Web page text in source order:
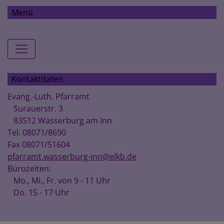
Menü
Hauptnavigation
Kontaktdaten
Evang.-Luth. Pfarramt
Surauerstr. 3
83512 Wasserburg am Inn
Tel. 08071/8690
Fax 08071/51604
pfarramt.wasserburg-inn@elkb.de
Bürozeiten:
Mo., Mi., Fr. von 9 - 11 Uhr
Do. 15 - 17 Uhr